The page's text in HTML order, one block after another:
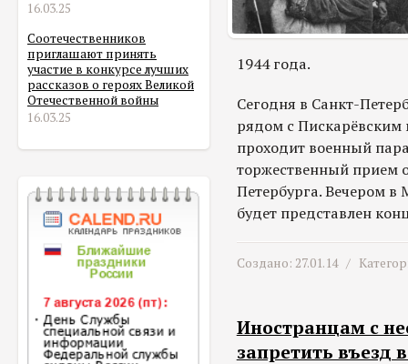
16.03.25
Соотечественников
приглашают принять
участие в конкурсе лучших
рассказов о героях Великой
Отечественной войны
16.03.25
1944 года.
Сегодня в Санкт-
рядом с
проходит военный
торжественный прием
Петербурга. Вечером в
будет представлен
Создано: 27.01.14 /
Иностранцам с
запретить въезд